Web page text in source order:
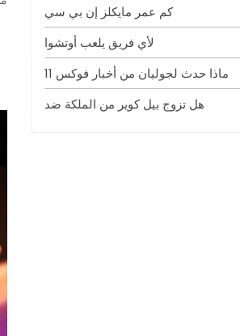
كم عمر مايكلز إن بي سي
لأي فريق يلعب أوتشوا
ماذا حدث لجوليان من أخبار فوكس 11
هل تزوج بيل كوير من الملكة ضد